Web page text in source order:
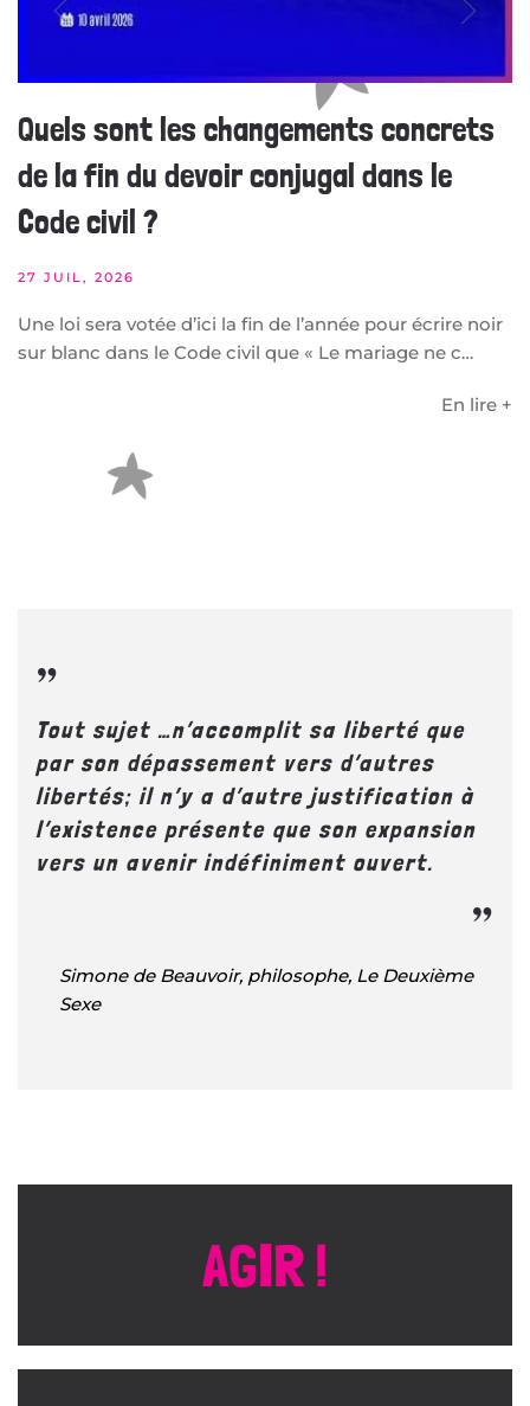
Quels sont les changements concrets
de la fin du devoir conjugal dans le
Code civil ?
27 JUIL, 2026
Une loi sera votée d’ici la fin de l’année pour écrire noir
sur blanc dans le Code civil que « Le mariage ne c…
En lire +
Tout sujet …n’accomplit sa liberté que
par son dépassement vers d’autres
libertés; il n’y a d’autre justification à
l’existence présente que son expansion
vers un avenir indéfiniment ouvert.
Simone de Beauvoir, philosophe, Le Deuxième
Sexe
AGIR !